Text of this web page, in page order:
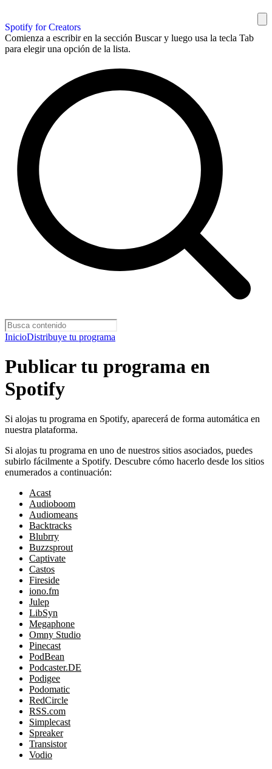
Spotify for Creators
Comienza a escribir en la sección Buscar y luego usa la tecla Tab
para elegir una opción de la lista.
InicioDistribuye tu programa
Publicar tu programa en
Spotify
Si alojas tu programa en Spotify, aparecerá de forma automática en
nuestra plataforma.
Si alojas tu programa en uno de nuestros sitios asociados, puedes
subirlo fácilmente a Spotify. Descubre cómo hacerlo desde los sitios
enumerados a continuación:
Acast
Audioboom
Audiomeans
Backtracks
Blubrry
Buzzsprout
Captivate
Castos
Fireside
iono.fm
Julep
LibSyn
Megaphone
Omny Studio
Pinecast
PodBean
Podcaster.DE
Podigee
Podomatic
RedCircle
RSS.com
Simplecast
Spreaker
Transistor
Vodio